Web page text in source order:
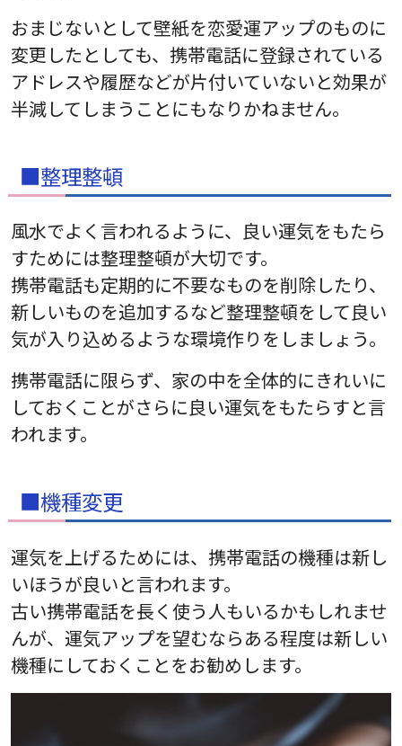
おまじないとして壁紙を恋愛運アップのものに
変更したとしても、携帯電話に登録されている
アドレスや履歴などが片付いていないと効果が
半減してしまうことにもなりかねません。
■整理整頓
風水でよく言われるように、良い運気をもたら
すためには整理整頓が大切です。
携帯電話も定期的に不要なものを削除したり、
新しいものを追加するなど整理整頓をして良い
気が入り込めるような環境作りをしましょう。
携帯電話に限らず、家の中を全体的にきれいに
しておくことがさらに良い運気をもたらすと言
われます。
■機種変更
運気を上げるためには、携帯電話の機種は新し
いほうが良いと言われます。
古い携帯電話を長く使う人もいるかもしれませ
んが、運気アップを望むならある程度は新しい
機種にしておくことをお勧めします。